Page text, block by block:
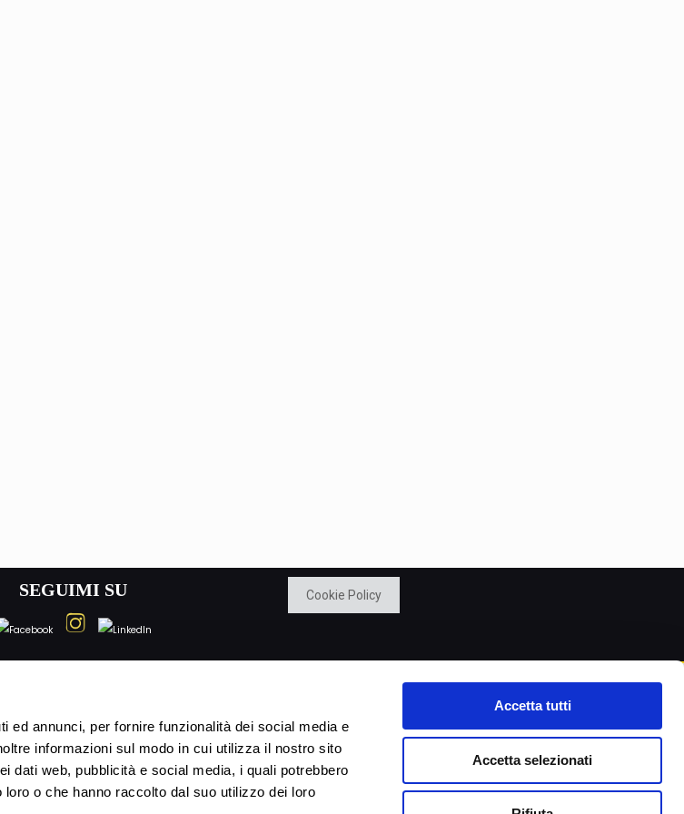
ed annunci, per fornire funzionalità dei social media e
informazioni sul modo in cui utilizza il nostro sito
dati web, pubblicità e social media, i quali potrebbero
o che hanno raccolto dal suo utilizzo dei loro
Accetta tutti
Accetta selezionati
SEGUIMI SU Cookie Policy